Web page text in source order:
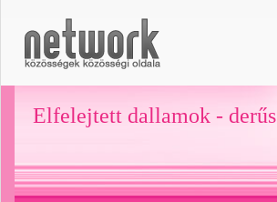
Elfelejtett dallamok -